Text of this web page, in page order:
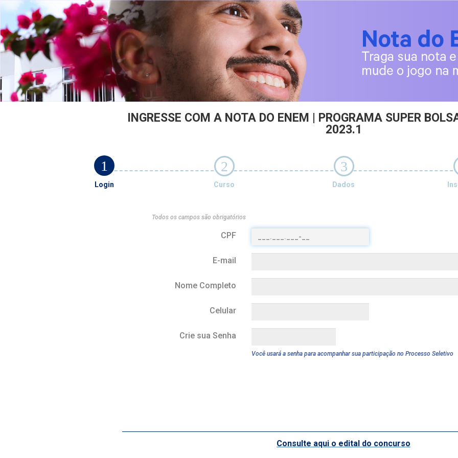
INGRESSE COM A NOTA DO ENEM | PROGRAMA SUPER
2023.1
1
Login
2
Curso
3
Dados
Todos os campos são obrigatórios
CPF
E-mail
Nome Completo
Celular
Crie sua Senha
Você usará a senha para acompanhar sua participação no Processo Seletivo
Consulte aqui o edital do concurso